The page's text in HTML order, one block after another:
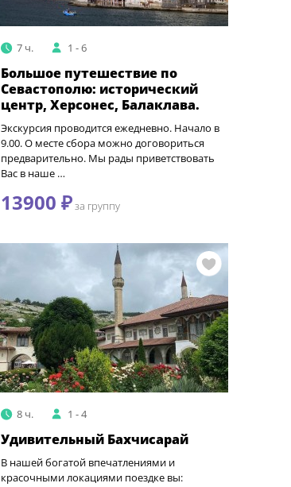
7 ч. 1 - 6
Большое путешествие по
Севастополю: исторический
центр, Херсонес, Балаклава.
Экскурсия проводится ежедневно. Начало в
9.00. О месте сбора можно договориться
предварительно. Мы рады приветствовать
Вас в наше …
13900 ₽за группу
8 ч. 1 - 4
Удивительный Бахчисарай
В нашей богатой впечатлениями и
красочными локациями поездке вы: